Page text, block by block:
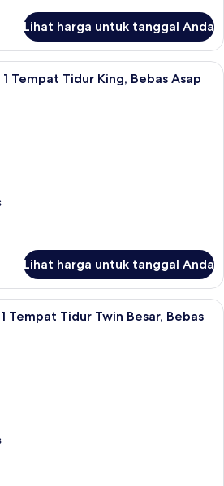
Lihat harga untuk tanggal Anda
Kamar Double Standar, 1 Tempat
Tempat Tidur King, Bebas Asap
Lihat harga untuk tanggal Anda
Selimut bulu angsa, meja kerja, dan
Tempat Tidur Twin Besar, Bebas